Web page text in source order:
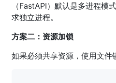
（FastAPI）默认是多进程模
求独立进程。
方案二：资源加锁
如果必须共享资源，使用文件